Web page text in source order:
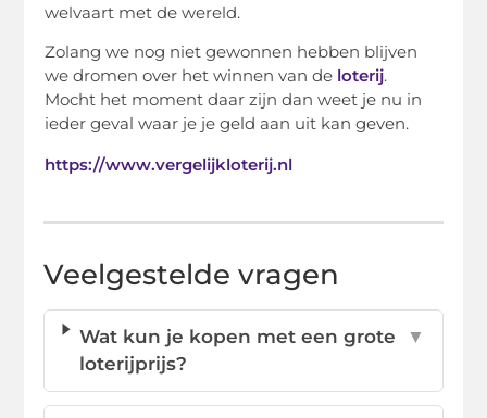
welvaart met de wereld.
Zolang we nog niet gewonnen hebben blijven
we dromen over het winnen van de loterij.
Mocht het moment daar zijn dan weet je nu in
ieder geval waar je je geld aan uit kan geven.
https://www.vergelijkloterij.nl
Veelgestelde vragen
Wat kun je kopen met een grote
loterijprijs?
▼